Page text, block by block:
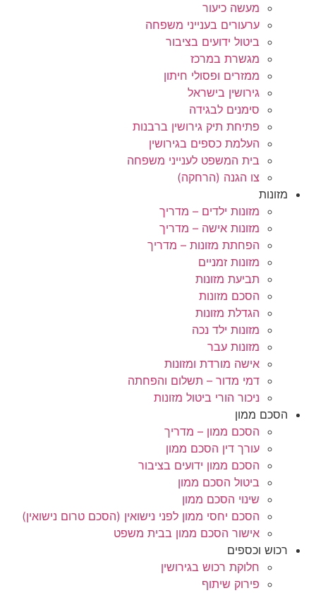
מעשה כיעור
ערעורים בענייני משפחה
ביטול ידועים בציבור
מגשרת במרכז
ממזרים ופסולי חיתון
גירושין בישראל
סימנים לבגידה
פתיחת תיק גירושין ברבנות
העלמת כספים בגירושין
בית המשפט לענייני משפחה
צו הגנה (הרחקה)
מזונות
מזונות ילדים – מדריך
מזונות אישה – מדריך
הפחתת מזונות – מדריך
מזונות זמניים
תביעת מזונות
הסכם מזונות
הגדלת מזונות
מזונות ילד נכה
מזונות עבר
אישה מורדת ומזונות
דמי מדור – תשלום והפחתה
ניכור הורי ביטול מזונות
הסכם ממון
הסכם ממון – מדריך
עורך דין הסכם ממון
הסכם ממון ידועים בציבור
ביטול הסכם ממון
שינוי הסכם ממון
הסכם יחסי ממון לפני נישואין (הסכם טרום נישואין)
אישור הסכם ממון בבית משפט
רכוש וכספים
חלוקת רכוש בגירושין
פירוק שיתוף